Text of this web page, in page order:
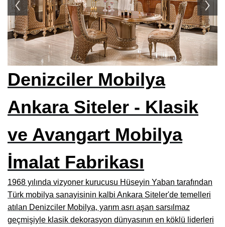
Siteler Mobilyacılar, Mobilya Mağazaları, İmalatçıları
İnegöl Mobilyacılar, Mobilya Mağazaları, Firmaları
Modoko Mobilya Mağazaları, Modoko Mobilya İstanbul
Kayseri Mobilya Firmaları, Fabrikaları, İhracatçıları
İzmir Mobilya Mağazaları, Firmaları, İmalatçıları
Bursa Mobilyacılar, Mobilya Fabrikaları, Üreticileri
Gaziantep Mobilya Mağazaları, İmalatçıları, Üreticileri
Konya Mobilyacıları, Mobilya Mağazaları, Fabrikaları
Kocaeli Mobilyacılar, Mobilya Firmaları, Üreticileri, Mağazaları
Adana Mobilyacılar, Mobilya Mağazaları, Üretici Firmaları
Amasya Mobilyacılar, Mobilya Mağazaları, İmalatçıları
Denizciler Mobilya
Ankara Siteler - Klasik
ve Avangart Mobilya
İmalat Fabrikası
1968 yılında vizyoner kurucusu Hüseyin Yaban tarafından
Türk mobilya sanayisinin kalbi Ankara Siteler'de temelleri
atılan Denizciler Mobilya, yarım asrı aşan sarsılmaz
geçmişiyle klasik dekorasyon dünyasının en köklü liderleri